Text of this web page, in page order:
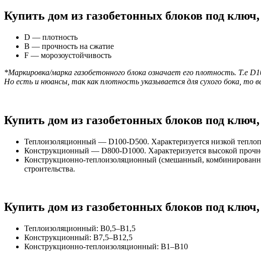
Купить дом из газобетонных блоков под
D — плотность
B — прочность на сжатие
F — морозоустойчивость
*Маркировка/марка газобетонного блока означает его плотность. Т.е
Но есть и нюансы, так как плотность указывается для сухого бока, то
Купить дом из газобетонных блоков под
Теплоизоляционный — D100-D500. Характеризуется низкой
Конструкционный — D800-D1000. Характеризуется высокой
Конструкционно-теплоизоляционный (смешанный,
строительства.
Купить дом из газобетонных блоков под
Теплоизоляционный: B0,5–B1,5
Конструкционный: B7,5–B12,5
Конструкционно-теплоизоляционный: B1–B10